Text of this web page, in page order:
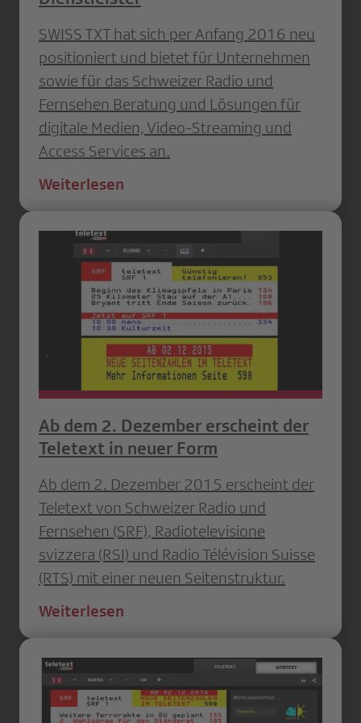
SWISS TXT hat sich per Anfang 2016 neu
positioniert und bietet für Unternehmen
sowie für das Schweizer Radio und
Fernsehen Beratung und Lösungen für
digitale Medien, Video-Streaming und
Access Services an.
Weiterlesen
Ab dem 2. Dezember erscheint der
Teletext in neuer Form
Ab dem 2. Dezember 2015 erscheint der
Teletext von Schweizer Radio und
Fernsehen (SRF), Radiotelevisione
svizzera (RSI) und Radio Télévision Suisse
(RTS) mit einer neuen Seitenstruktur.
Weiterlesen